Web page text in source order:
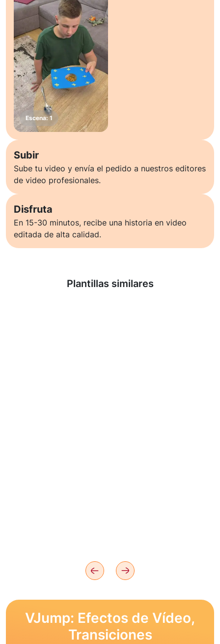
Subir
Sube tu video y envía el pedido a nuestros editores
de video profesionales.
Disfruta
En 15-30 minutos, recibe una historia en video
editada de alta calidad.
Plantillas similares
Saber más
VJump: Efectos de Vídeo,
Transiciones